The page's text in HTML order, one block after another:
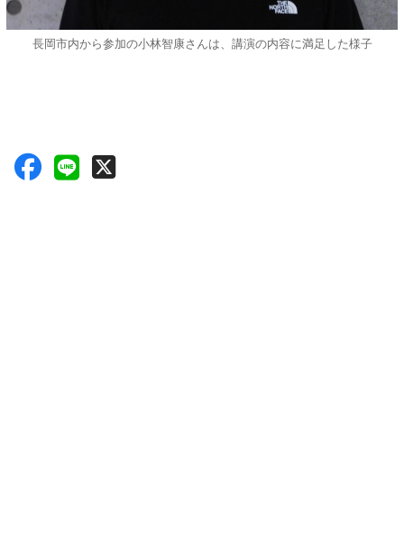
長岡市内から参加の小林智康さんは、講演の内容に満足した様子